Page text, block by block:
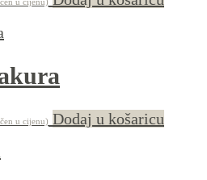
u cijenu) Dodaj u košaricu